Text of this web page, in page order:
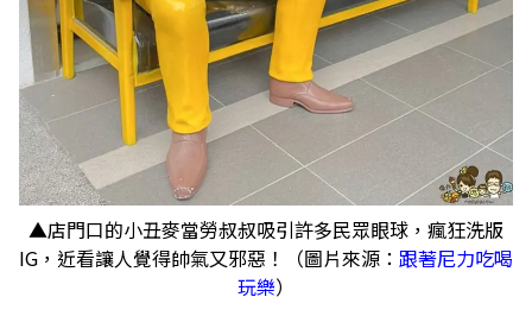
▲店門口的小丑麥當勞叔叔吸引許多民眾眼球，瘋狂洗版
IG，近看讓人覺得帥氣又邪惡！（圖片來源： 跟著尼力吃喝
玩樂）